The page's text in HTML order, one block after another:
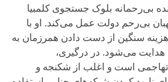
بی‌رحمانه بلوک جستجوی کلمبیا
بی‌رحم دولت عمل می‌کند. او با
سنگین از دست دادن همرزمان به
می‌شود. در درگیری،
و تهاجمی است و اغلب از شکنجه و